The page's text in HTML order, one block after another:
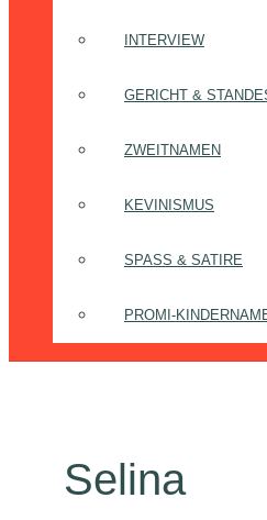
INTERVIEW
GERICHT &
ZWEITNAMEN
KEVINISMUS
SPASS & SATIRE
PROMI-
Selina